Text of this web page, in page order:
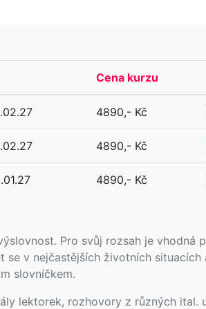
Pro svůj rozsah je vhodná
v nejčastějších životních situacích
slovníčkem.
lektorek, rozhovory z různých ital.
Cena kurzu
4890,- Kč
4890,- Kč
4890,- Kč